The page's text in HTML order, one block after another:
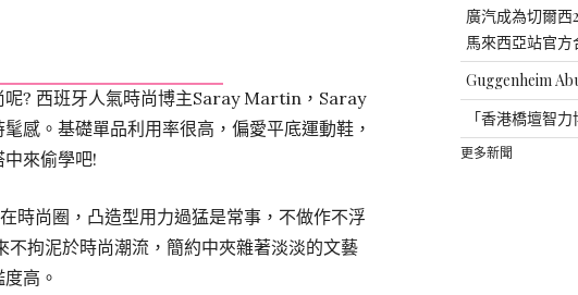
? 西班牙人氣時尚博主Saray Martin，Saray
感。基礎單品利用率很高，偏愛平底運動鞋，
來偷學吧!
時尚圈，凸造型用力過猛是常事，不做作不浮
拘泥於時尚潮流，簡約中夾雜著淡淡的文藝
高。
廣汽成為切爾西
馬來西亞站官方
Guggenheim
「香港橋壇智
更多新聞